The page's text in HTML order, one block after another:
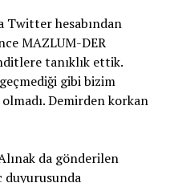
Twitter hesabından
MAZLUM-DER
tanıklık ettik.
gibi bizim
olmadı. Demirden korkan
da gönderilen
duyurusunda